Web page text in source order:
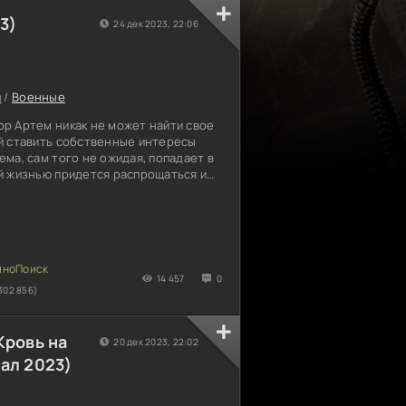
/ Военные
Артем никак не может найти свое
ставить собственные интересы
сам того не ожидая, попадает в
придется распрощаться и
856)
14 457 0
24 дек 2023, 22:06
на
2023)
20 дек 2023, 22:02